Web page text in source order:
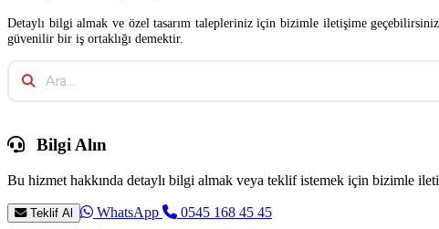
Detaylı bilgi almak ve özel tasarım talepleriniz için bizimle iletişime
güvenilir bir iş ortaklığı demektir.
Bilgi Alın
Bu hizmet hakkında detaylı bilgi almak veya teklif istemek için bizimle
Teklif Al WhatsApp 0545 168 45 45